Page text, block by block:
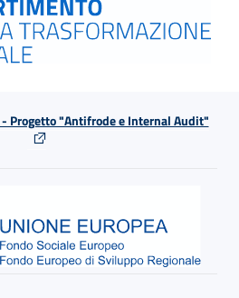
Progetto "Antifrode e Internal Audit"